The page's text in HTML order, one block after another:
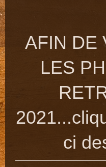
AFIN DE
LES
ci